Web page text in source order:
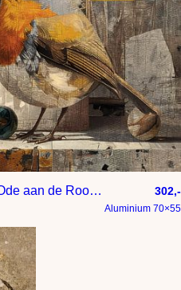
Fluistering in Taupe – Vintage Ode aan de Roodborst 302,-
Aluminium 70×55